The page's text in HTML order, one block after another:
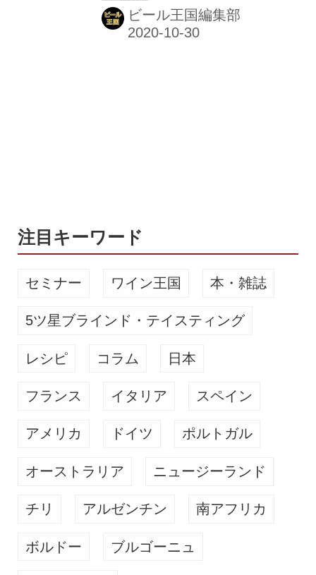
た。 岐阜県南西部に位置する大垣市
は、日本列島の「ど真ん中」として知
ビール王国編集部
注目キーワード
セミナー ワイン王国 本・雑誌
5ツ星ブラインド・テイスティング
レシピ コラム 日本
フランス イタリア スペイン
アメリカ ドイツ ポルトガル
オーストラリア ニュージーランド
チリ アルゼンチン 南アフリカ
ボルドー ブルゴーニュ